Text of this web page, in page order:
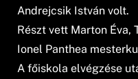
Andrejcsik István volt.
Részt vett Marton Éva,
Ionel Panthea
A főiskola elvégzése